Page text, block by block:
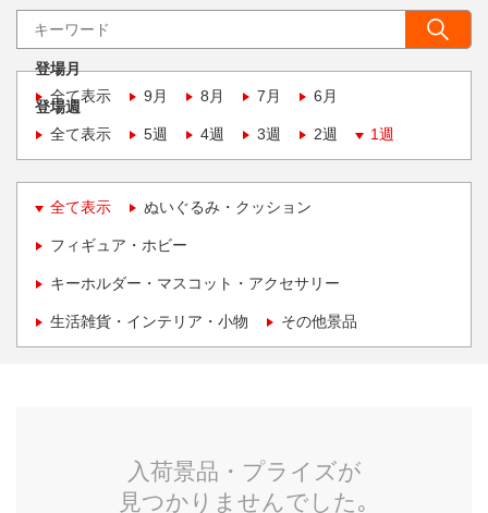
登場月
全て表示
9月 8月 7月 6月
登場週
全て表示
5週 4週 3週 2週 1週
全て表示 ぬいぐるみ・クッション
フィギュア・ホビー
キーホルダー・マスコット・アクセサリー
生活雑貨・インテリア・小物 その他景品